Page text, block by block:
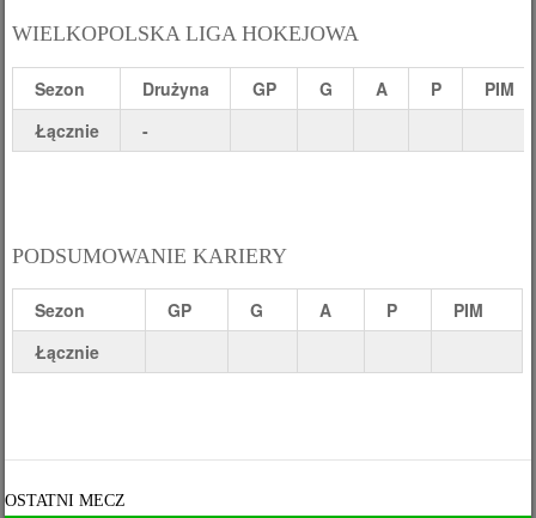
WIELKOPOLSKA LIGA HOKEJOWA
Sezon Drużyna GP G A P
PIM
Łącznie
-
PODSUMOWANIE KARIERY
Sezon GP G A P
PIM
Łącznie
OSTATNI MECZ